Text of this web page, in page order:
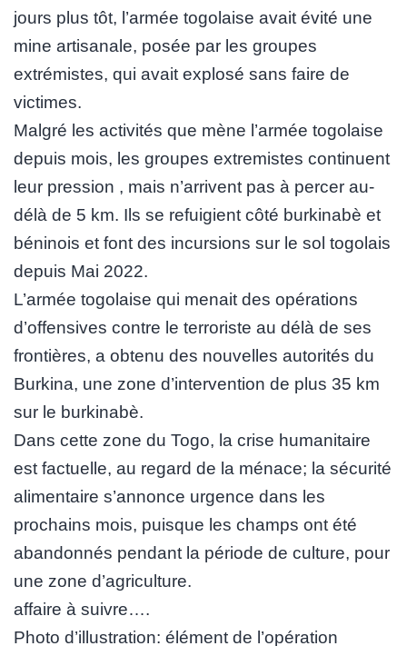
jours plus tôt, l’armée togolaise avait évité une
mine artisanale, posée par les groupes
extrémistes, qui avait explosé sans faire de
victimes.
Malgré les activités que mène l’armée togolaise
depuis mois, les groupes extremistes continuent
leur pression , mais n’arrivent pas à percer au-
délà de 5 km. Ils se refuigient côté burkinabè et
béninois et font des incursions sur le sol togolais
depuis Mai 2022.
L’armée togolaise qui menait des opérations
d’offensives contre le terroriste au délà de ses
frontières, a obtenu des nouvelles autorités du
Burkina, une zone d’intervention de plus 35 km
sur le burkinabè.
Dans cette zone du Togo, la crise humanitaire
est factuelle, au regard de la ménace; la sécurité
alimentaire s’annonce urgence dans les
prochains mois, puisque les champs ont été
abandonnés pendant la période de culture, pour
une zone d’agriculture.
affaire à suivre….
Photo d’illustration: élément de l’opération